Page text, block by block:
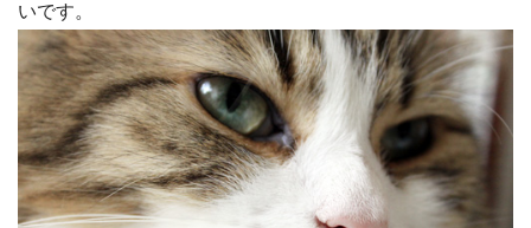
いです。